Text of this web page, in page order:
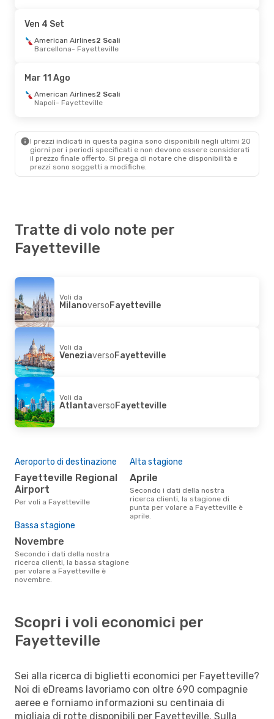
American Airlines
Fayetteville
Ven 4 Set
American Airlines2 Scali
Barcellona- Fayetteville
Mar 11 Ago
American Airlines2 Scali
Napoli- Fayetteville
I prezzi indicati in questa pagina sono disponibili negli ultimi 20
giorni per i periodi specificati e non devono essere considerati
il ​​prezzo finale offerto. Si prega di notare che disponibilità e
prezzi sono soggetti a modifiche.
Tratte di volo note per
Fayetteville
Voli da
MilanoversoFayetteville
Voli da
VeneziaversoFayetteville
Voli da
AtlantaversoFayetteville
Aeroporto di destinazione
Fayetteville Regional
Airport
Per voli a Fayetteville
Alta stagione
aprile
Secondo i dati della nostra
ricerca clienti, la stagione di
punta per volare a Fayetteville è
aprile.
Bassa stagione
novembre
Secondo i dati della nostra
ricerca clienti, la bassa stagione
per volare a Fayetteville è
novembre.
Scopri i voli economici per
Fayetteville
Sei alla ricerca di biglietti economici per Fayetteville?
Noi di eDreams lavoriamo con oltre 690 compagnie
aeree e forniamo informazioni su centinaia di
migliaia di rotte disponibili per Fayetteville. Sulla